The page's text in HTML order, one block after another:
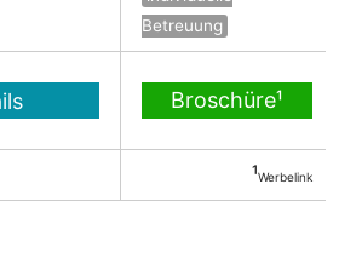
Betreuung
Broschüre¹
¹Werbelink